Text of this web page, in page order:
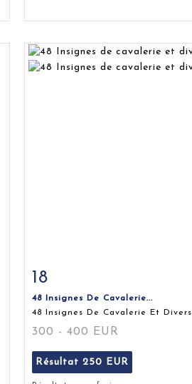
Fiche détaillée
18
48 Insignes De Cavalerie...
48 Insignes De Cavalerie Et Divers
300 - 400 EUR
Résultat 250 EUR